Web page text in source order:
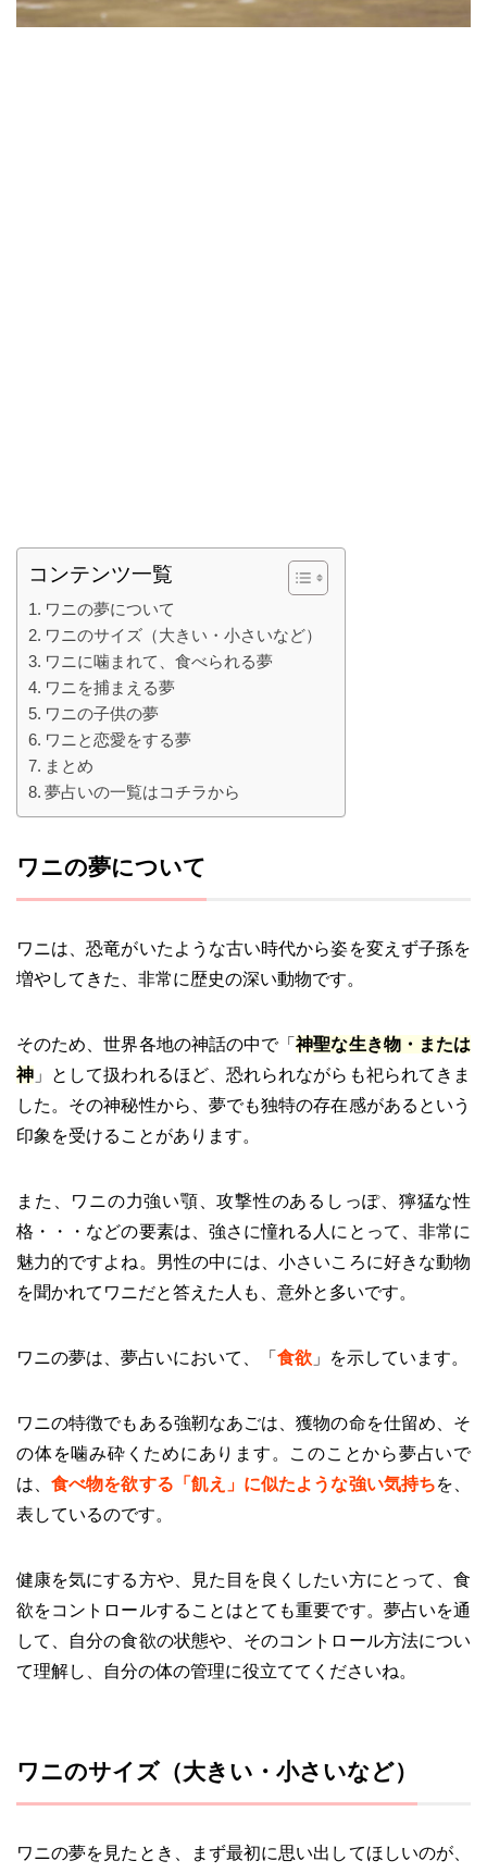
コンテンツ一覧
ワニの夢について
ワニのサイズ（大きい・小さいなど）
ワニに噛まれて、食べられる夢
ワニを捕まえる夢
ワニの子供の夢
ワニと恋愛をする夢
まとめ
夢占いの一覧はコチラから
ワニの夢について
ワニは、恐竜がいたような古い時代から姿を変えず子孫を
増やしてきた、非常に歴史の深い動物です。
そのため、世界各地の神話の中で「神聖な生き物・または
神 」として扱われるほど、恐れられながらも祀られてきま
した。その神秘性から、夢でも独特の存在感があるという
印象を受けることがあります。
また、ワニの力強い顎、攻撃性のあるしっぽ、獰猛な性
格・・・などの要素は、強さに憧れる人にとって、非常に
魅力的ですよね。男性の中には、小さいころに好きな動物
を聞かれてワニだと答えた人も、意外と多いです。
ワニの夢は、夢占いにおいて、「 食欲 」を示しています。
ワニの特徴でもある強靭なあごは、獲物の命を仕留め、そ
の体を噛み砕くためにあります。このことから夢占いで
は、食べ物を欲する「飢え」に似たような強い気持ちを、
表しているのです。
健康を気にする方や、見た目を良くしたい方にとって、食
欲をコントロールすることはとても重要です。夢占いを通
して、自分の食欲の状態や、そのコントロール方法につい
て理解し、自分の体の管理に役立ててくださいね。
ワニのサイズ（大きい・小さいなど）
ワニの夢を見たとき、まず最初に思い出してほしいのが、